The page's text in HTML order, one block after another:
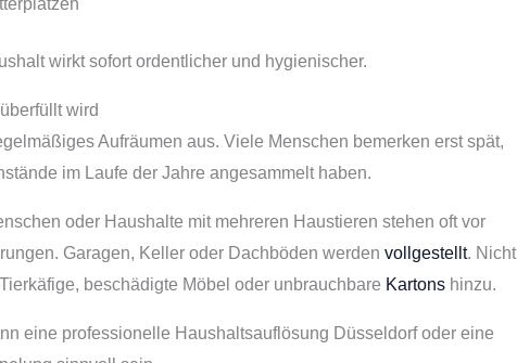
wirkt sofort ordentlicher und hygienischer.
wird
Aufräumen aus. Viele Menschen bemerken erst spät,
im Laufe der Jahre angesammelt haben.
oder Haushalte mit mehreren Haustieren stehen oft vor
Garagen, Keller oder Dachböden werden vollgestellt. Nicht
beschädigte Möbel oder unbrauchbare Kartonshinzu.
eine professionelle Haushaltsauflösung Düsseldorf oder eine